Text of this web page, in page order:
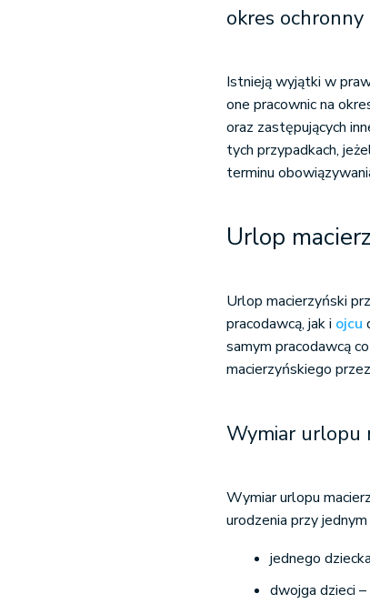
okres ochronny
Istnieją wyjątki w
one pracownic na
oraz zastępujących
tych przypadkach,
terminu
Urlop
Urlop macierzyński
pracodawcą, jak i ojcu
samym pracodawcą
macierzyńskiego
Wymiar urlopu
Wymiar urlopu
urodzenia przy
jednego
dwojga dzieci